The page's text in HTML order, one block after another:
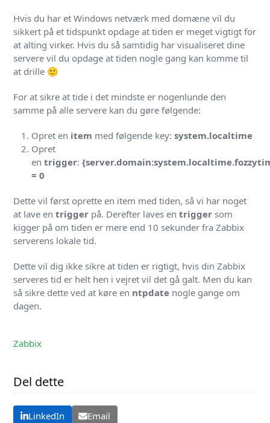
Hvis du har et Windows netværk med domæne vil du
sikkert på et tidspunkt opdage at tiden er meget vigtigt for
at alting virker. Hvis du så samtidig har visualiseret dine
servere vil du opdage at tiden nogle gang kan komme til
at drille 🙂
For at sikre at tide i det mindste er nogenlunde den
samme på alle servere kan du gøre følgende:
Opret en item med følgende key:system.localtime
Opret
entrigger:
= 0
Dette vil først oprette en item med tiden, så vi har noget
at lave entrigger på. Derefter laves entrigger som
kigger på om tiden er mere end 10 sekunder fra Zabbix
serverens lokale tid.
Dette vil dig ikke sikre at tiden er rigtigt, hvis din Zabbix
serveres tid er helt hen i vejret vil det gå galt. Men du kan
så sikre dette ved at køre en ntpdate nogle gange om
dagen.
Zabbix
Del dette
LinkedIn Email